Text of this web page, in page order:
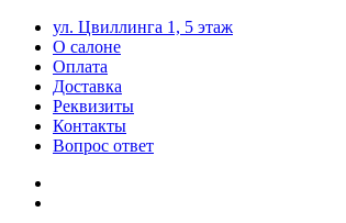
ул. Цвиллинга 1, 5 этаж
О салоне
Оплата
Доставка
Реквизиты
Контакты
Вопрос ответ